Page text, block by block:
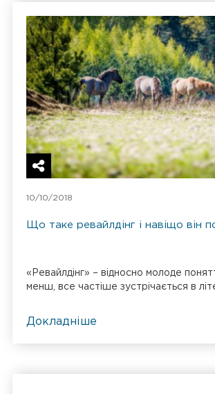
10/10/2018
Що таке ревайлдінг і навіщо він
«Ревайлдінг» – відносно молоде
менш, все частіше зустрічається в
Докладніше